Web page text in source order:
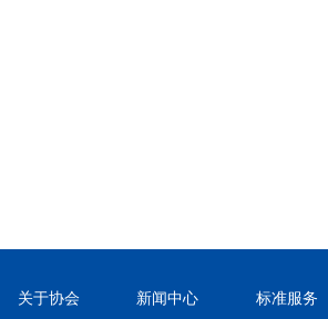
关于协会 新闻中心 标准服务